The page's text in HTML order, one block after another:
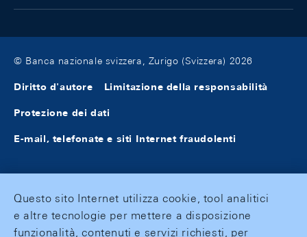
© Banca nazionale svizzera, Zurigo (Svizzera) 2026
Diritto d'autore Limitazione della responsabilità
Protezione dei dati
E-mail, telefonate e siti Internet fraudolenti
Questo sito Internet utilizza cookie, tool analitici
e altre tecnologie per mettere a disposizione
funzionalità, contenuti e servizi richiesti, per